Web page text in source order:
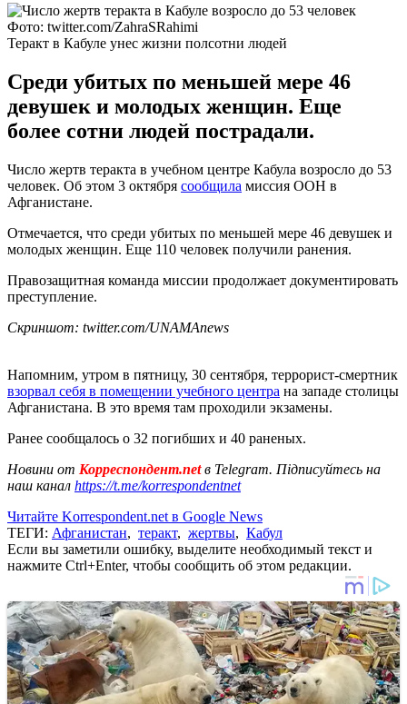
Фото: twitter.com/ZahraSRahimi
Теракт в Кабуле унес жизни полсотни людей
Среди убитых по меньшей мере 46
девушек и молодых женщин. Еще
более сотни людей пострадали.
Число жертв теракта в учебном центре Кабула возросло до 53
человек. Об этом 3 октября сообщила миссия ООН в
Афганистане.
Отмечается, что среди убитых по меньшей мере 46 девушек и
молодых женщин. Еще 110 человек получили ранения.
Правозащитная команда миссии продолжает документировать
преступление.
Скриншот: twitter.com/UNAMAnews
Напомним, утром в пятницу, 30 сентября, террорист-смертник
взорвал себя в помещении учебного центра на западе столицы
Афганистана. В это время там проходили экзамены.
Ранее сообщалось о 32 погибших и 40 раненых.
Новини от Корреспондент.netв Telegram. Підписуйтесь на
наш канал https://t.me/korrespondentnet
Читайте Korrespondent.net в Google News
ТЕГИ: Афганистан, теракт, жертвы, Кабул
Если вы заметили ошибку, выделите необходимый текст и
нажмите Ctrl+Enter, чтобы сообщить об этом редакции.